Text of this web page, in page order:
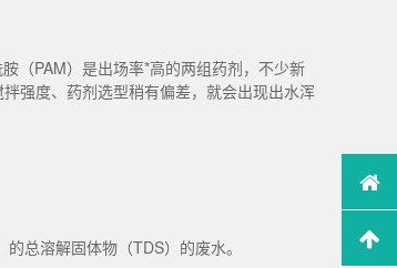
（PAM）是出场率*高的两组药剂，不少新
强度、药剂选型稍有偏差，就会出现出水浑
总溶解固体物（TDS）的废水。